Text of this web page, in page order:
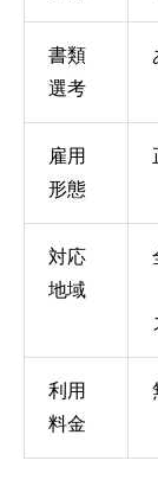
書類
選考
雇用
形態
対応
地域
利用
料金